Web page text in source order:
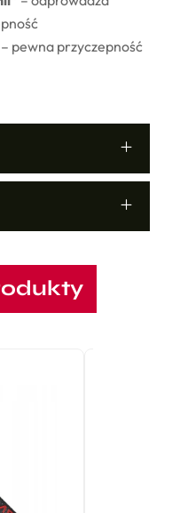
– pewna przyczepność